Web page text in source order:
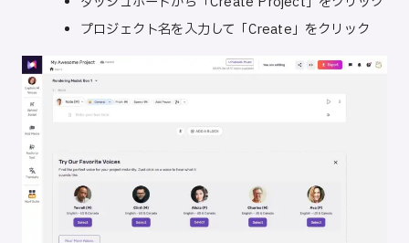
プロジェクト名を入力して「Create」をクリック